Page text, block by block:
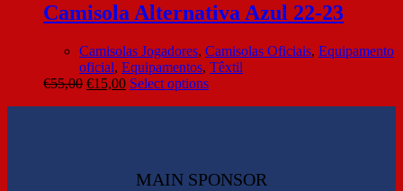
Camisola Alternativa Azul 22-23
Camisolas Jogadores, Camisolas Oficiais, Equipamento
oficial, Equipamentos, Têxtil
€55,00 €15,00 Select options
MAIN SPONSOR